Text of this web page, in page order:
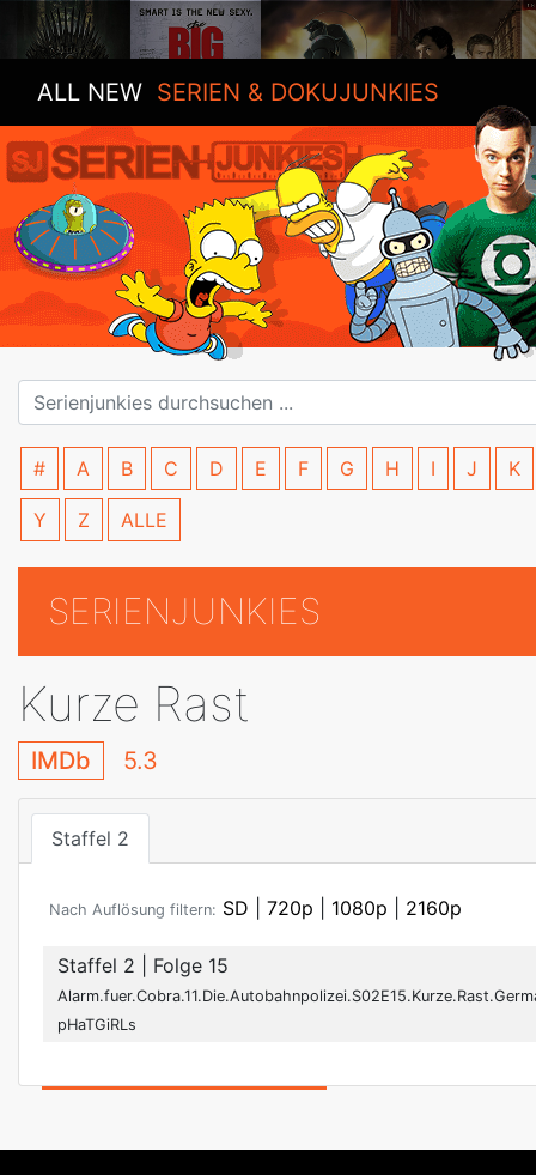
ALL NEW SERIEN & DOKUJUNKIES
# A B C D E F G H I J K
Y Z ALLE
SERIENJUNKIES
Kurze Rast
IMDb 5.3
Staffel 2
Nach Auflösung filtern: SD 720p 1080p 2160p
Staffel 2 | Folge 15
pHaTGiRLs